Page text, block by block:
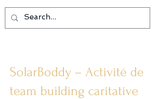
SolarBoddy – Activité de
team building caritative